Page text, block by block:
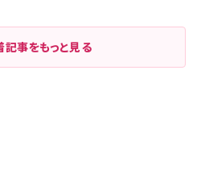
記事をもっと見る